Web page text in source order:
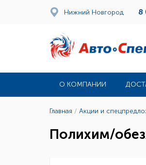
Нижний Новгород 8
О КОМПАНИИ
Главная / Акции и
Полихим/